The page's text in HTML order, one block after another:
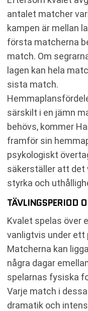
antalet matcher
kampen är mellan
första matcherna
match. Om
lagen kan hela
sista match.
särskilt i en jämn
behövs, kommer
framför sin
psykologiskt
säkerställer att det
styrka och
TÄVLINGSPERIOD
Kvalet spelas över
vanligtvis under ett
Matcherna kan
några dagar
spelarnas fysiska
Varje match i
dramatik och